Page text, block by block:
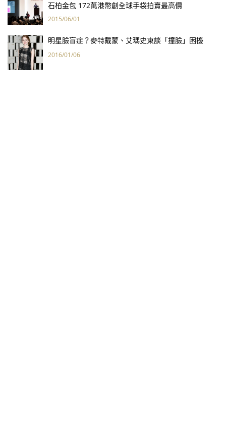
石柏金包 172萬港幣創全球手袋拍賣最高價
2015/06/01
明星臉盲症？麥特戴蒙、艾瑪史東談「撞臉」困擾
2016/01/06